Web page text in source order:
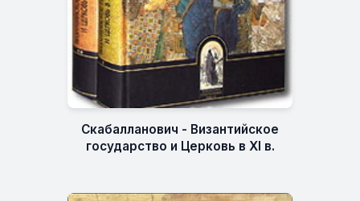
Скабалланович - Византийское
государство и Церковь в XI в.